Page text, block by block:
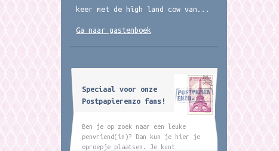
keer met de high land cow van...
Ga naar gastenboek
Speciaal voor onze
Postpapierenzo fans!
Ben je op zoek naar een leuke
penvriend(in)? Dan kun je hier je
oproepje plaatsen. Je kunt